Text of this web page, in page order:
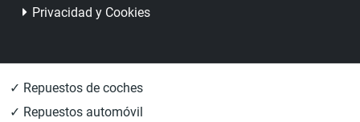
Privacidad y Cookies
✓ Repuestos de coches
✓ Repuestos automóvil